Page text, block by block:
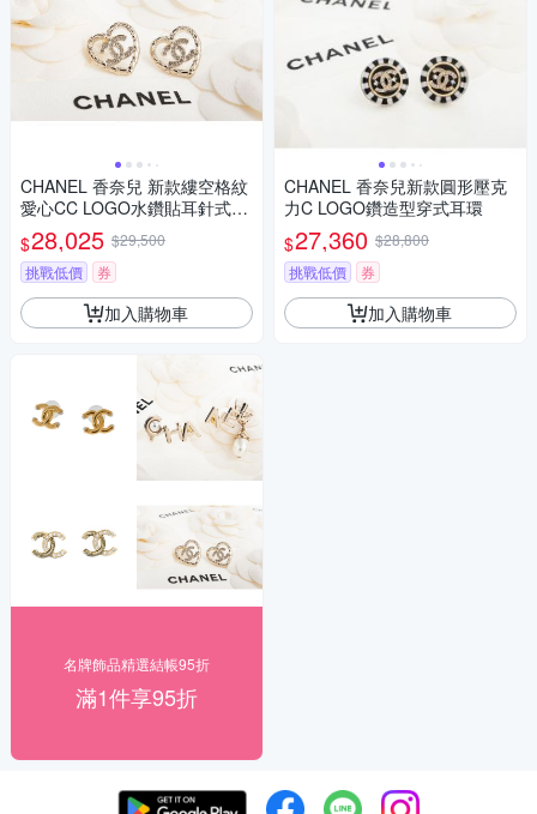
CHANEL 香奈兒 新款縷空格紋
愛心CC LOGO水鑽貼耳針式耳
環 (淡金)
$28,025 $29,500
挑戰低價
券
加入購物車
名牌飾品精選結帳95折
滿1件享95折
CHANEL 香奈兒新款圓形壓克
力C LOGO鑽造型穿式耳環
$27,360 $28,800
挑戰低價
券
加入購物車